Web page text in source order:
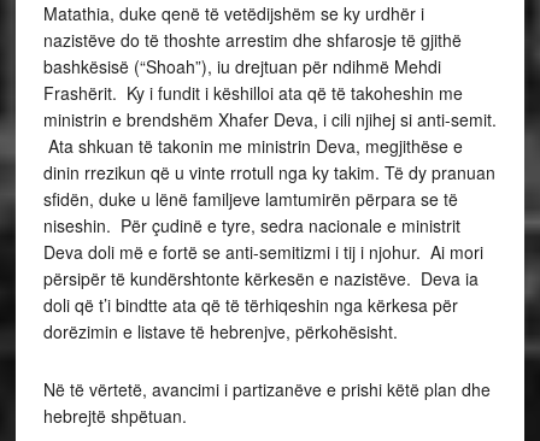
Matathia, duke qenë të vetëdijshëm se ky urdhër i
nazistëve do të thoshte arrestim dhe shfarosje të gjithë
bashkësisë (“Shoah”), iu drejtuan për ndihmë Mehdi
Frashërit. Ky i fundit i këshilloi ata që të takoheshin me
ministrin e brendshëm Xhafer Deva, i cili njihej si anti-semit.
Ata shkuan të takonin me ministrin Deva, megjithëse e
dinin rrezikun që u vinte rrotull nga ky takim. Të dy pranuan
sfidën, duke u lënë familjeve lamtumirën përpara se të
niseshin. Për çudinë e tyre, sedra nacionale e ministrit
Deva doli më e fortë se anti-semitizmi i tij i njohur. Ai mori
përsipër të kundërshtonte kërkesën e nazistëve. Deva ia
doli që t’i bindtte ata që të tërhiqeshin nga kërkesa për
dorëzimin e listave të hebrenjve, përkohësisht.
Në të vërtetë, avancimi i partizanëve e prishi këtë plan dhe
hebrejtë shpëtuan.